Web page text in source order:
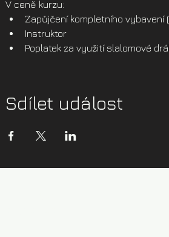
V ceně kurzu:
Zapůjčení kompletního vybavení
Instruktor
Poplatek za využití slalomové
Sdílet událost